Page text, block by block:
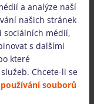
a analýze naší
našich stránek
sociálních médií,
s dalšími
které
Chcete-li se
souborů